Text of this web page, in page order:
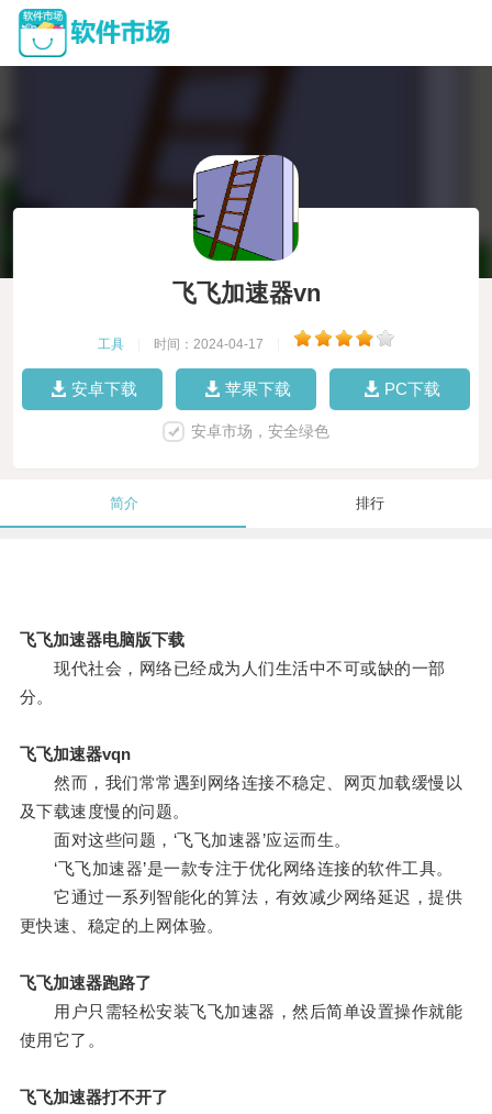
飞飞加速器vn
工具 时间：2024-04-17
安卓下载 苹果下载 PC下载
安卓市场，安全绿色
简介 排行
飞飞加速器电脑版下载
现代社会，网络已经成为人们生活中不可或缺的一部
分。
飞飞加速器vqn
然而，我们常常遇到网络连接不稳定、网页加载缓慢以
及下载速度慢的问题。
面对这些问题，‘飞飞加速器’应运而生。
‘飞飞加速器’是一款专注于优化网络连接的软件工具。
它通过一系列智能化的算法，有效减少网络延迟，提供
更快速、稳定的上网体验。
飞飞加速器跑路了
用户只需轻松安装飞飞加速器，然后简单设置操作就能
使用它了。
飞飞加速器打不开了